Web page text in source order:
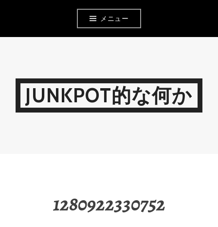
メニュー
JUNKPOT的な何か
1280922330752